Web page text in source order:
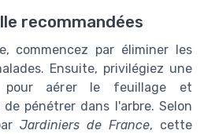
recommandées
commencez par éliminer les
Ensuite, privilégiez une
pour aérer le feuillage et
pénétrer dans l'arbre. Selon
Jardiniers de France, cette